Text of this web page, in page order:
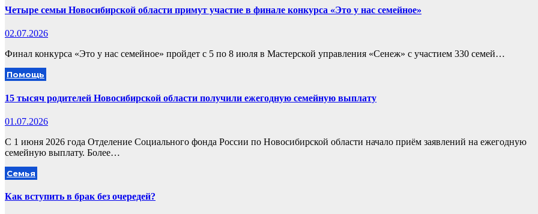
Четыре семьи Новосибирской области примут участие в финале конкурса «Это у нас семейное»
02.07.2026
Финал конкурса «Это у нас семейное» пройдет с 5 по 8 июля в Мастерской управления «Сенеж» с участием 330 семей…
Помощь
15 тысяч родителей Новосибирской области получили ежегодную семейную выплату
01.07.2026
С 1 июня 2026 года Отделение Социального фонда России по Новосибирской области начало приём заявлений на ежегодную
семейную выплату. Более…
Семья
Как вступить в брак без очередей?